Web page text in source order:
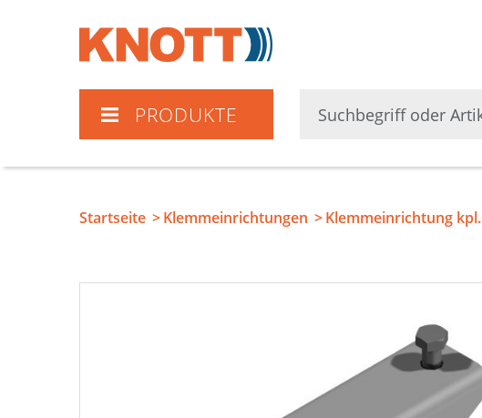
PRODUKTE
Startseite Klemmeinrichtungen Klemmeinrichtung kpl.